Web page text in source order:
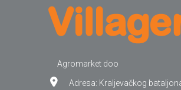
Agromarket doo
Adresa: Kraljevačkog